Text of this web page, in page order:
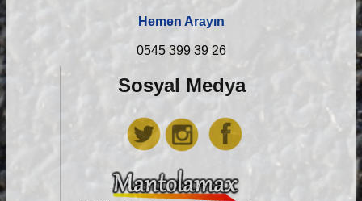
Hemen Arayın
0545 399 39 26
Sosyal Medya